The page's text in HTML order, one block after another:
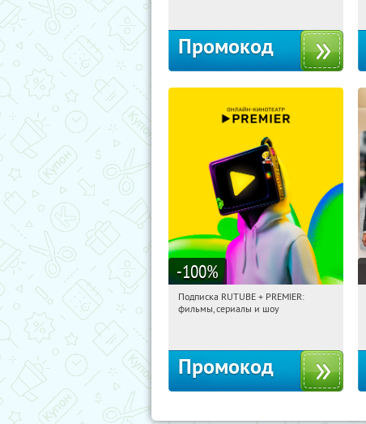
Промокод
-100%
14:16:17 Получили:
Подписка RUTUBE + PREMIER:
фильмы, сериалы и шоу
Промокод